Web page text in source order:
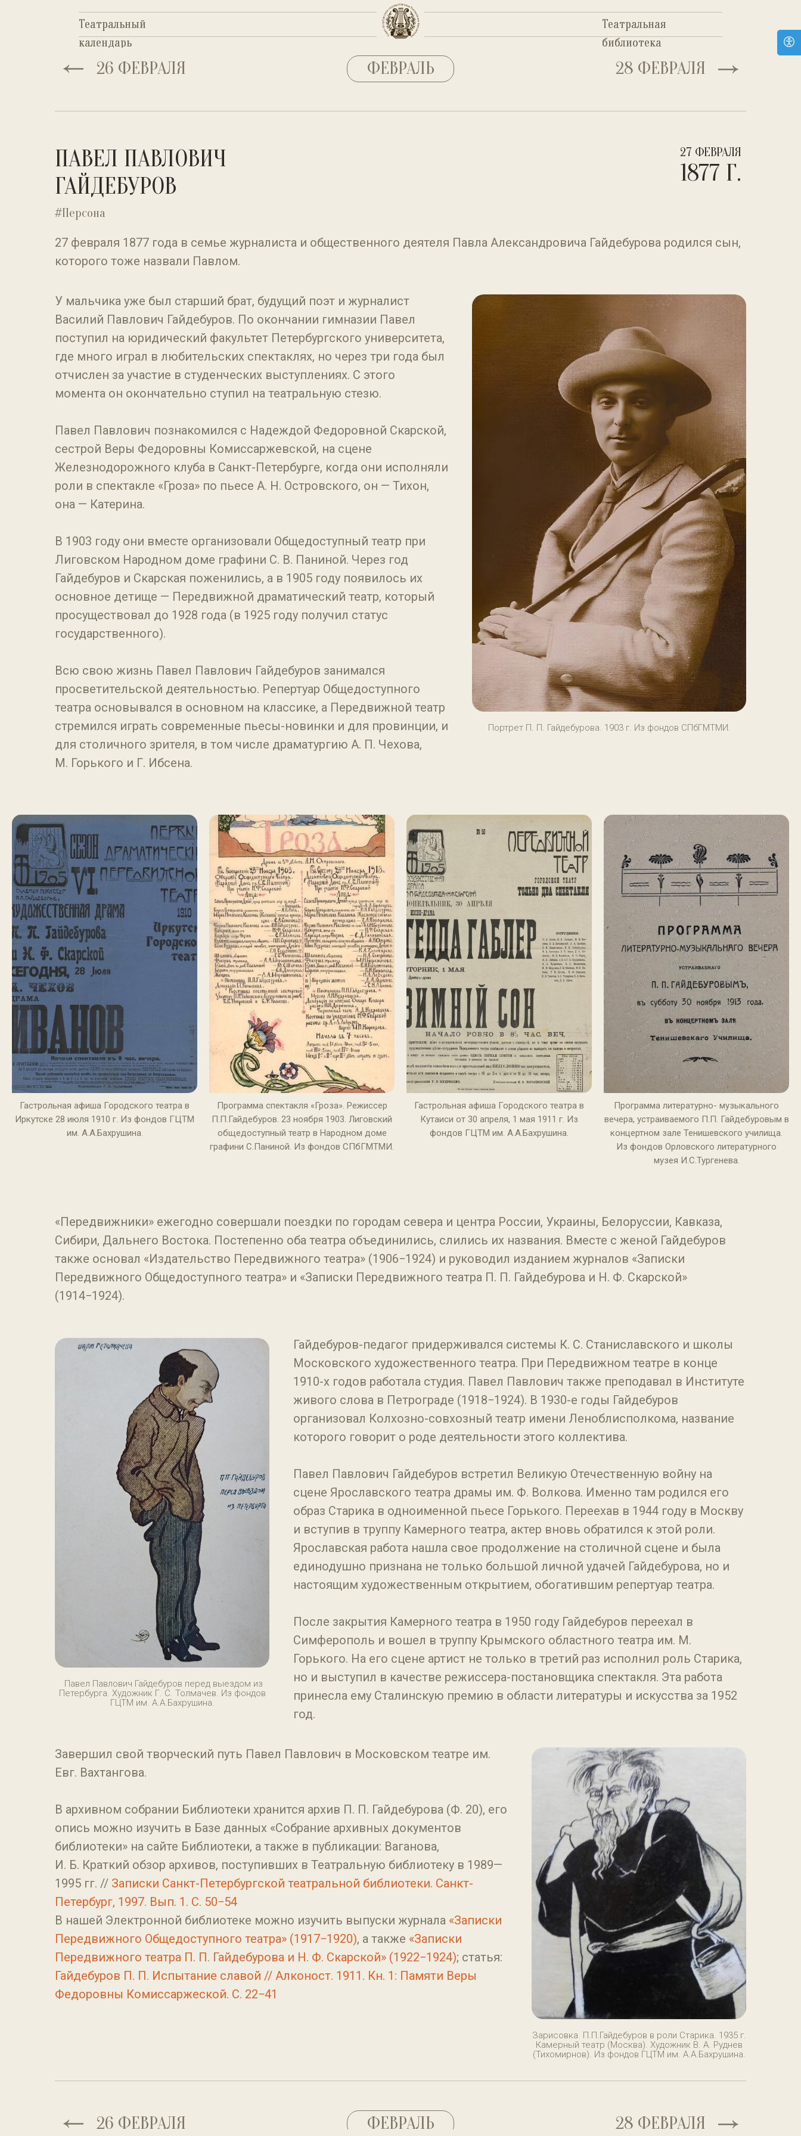
Театральная
библиотека
Театральная
библиотека
Театральный
календарь
Театральный
календарь
26 ФЕВРАЛЯ 28 ФЕВРАЛЯ
ФЕВРАЛЬ
ПАВЕЛ ПАВЛОВИЧ
ГАЙДЕБУРОВ
27 ФЕВРАЛЯ
1877 Г.
#Персона
27 февраля 1877 года в семье журналиста и общественного деятеля Павла Александровича Гайдебурова родился сын,
которого тоже назвали Павлом.
У мальчика уже был старший брат, будущий поэт и журналист
Василий Павлович Гайдебуров. По окончании гимназии Павел
поступил на юридический факультет Петербургского университета,
где много играл в любительских спектаклях, но через три года был
отчислен за участие в студенческих выступлениях. С этого
момента он окончательно ступил на театральную стезю.
Павел Павлович познакомился с Надеждой Федоровной Скарской,
сестрой Веры Федоровны Комиссаржевской, на сцене
Железнодорожного клуба в Санкт-Петербурге, когда они исполняли
роли в спектакле «Гроза» по пьесе А. Н. Островского, он — Тихон,
она — Катерина.
В 1903 году они вместе организовали Общедоступный театр при
Лиговском Народном доме графини С. В. Паниной. Через год
Гайдебуров и Скарская поженились, а в 1905 году появилось их
основное детище — Передвижной драматический театр, который
просуществовал до 1928 года (в 1925 году получил статус
государственного).
Всю свою жизнь Павел Павлович Гайдебуров занимался
просветительской деятельностью. Репертуар Общедоступного
театра основывался в основном на классике, а Передвижной театр
стремился играть современные пьесы-новинки и для провинции, и
для столичного зрителя, в том числе драматургию А. П. Чехова,
М. Горького и Г. Ибсена.
Портрет П. П. Гайдебурова. 1903 г. Из фондов СПбГМТМИ.
Гастрольная афиша Городского театра в
Иркутске 28 июля 1910 г. Из фондов ГЦТМ
им. А.А.Бахрушина.
Программа спектакля «Гроза». Режиссер
П.П.Гайдебуров. 23 ноября 1903. Лиговский
общедоступный театр в Народном доме
графини С.Паниной. Из фондов СПбГМТМИ.
Гастрольная афиша Городского театра в
Кутаиси от 30 апреля, 1 мая 1911 г. Из
фондов ГЦТМ им. А.А.Бахрушина.
Программа литературно- музыкального
вечера, устраиваемого П.П. Гайдебуровым в
концертном зале Тенишевского училища.
Из фондов Орловского литературного
музея И.С.Тургенева.
«Передвижники» ежегодно совершали поездки по городам севера и центра России, Украины, Белоруссии, Кавказа,
Сибири, Дальнего Востока. Постепенно оба театра объединились, слились их названия. Вместе с женой Гайдебуров
также основал «Издательство Передвижного театра» (1906−1924) и руководил изданием журналов «Записки
Передвижного Общедоступного театра» и «Записки Передвижного театра П. П. Гайдебурова и Н. Ф. Скарской»
(1914−1924).
Павел Павлович Гайдебуров перед выездом из
Петербурга. Художник Г. С. Толмачев. Из фондов
ГЦТМ им. А.А.Бахрушина.
Гайдебуров-педагог придерживался системы К. С. Станиславского и школы
Московского художественного театра. При Передвижном театре в конце
1910-х годов работала студия. Павел Павлович также преподавал в Институте
живого слова в Петрограде (1918−1924). В 1930-е годы Гайдебуров
организовал Колхозно-совхозный театр имени Леноблисполкома, название
которого говорит о роде деятельности этого коллектива.
Павел Павлович Гайдебуров встретил Великую Отечественную войну на
сцене Ярославского театра драмы им. Ф. Волкова. Именно там родился его
образ Старика в одноименной пьесе Горького. Переехав в 1944 году в Москву
и вступив в труппу Камерного театра, актер вновь обратился к этой роли.
Ярославская работа нашла свое продолжение на столичной сцене и была
единодушно признана не только большой личной удачей Гайдебурова, но и
настоящим художественным открытием, обогатившим репертуар театра.
После закрытия Камерного театра в 1950 году Гайдебуров переехал в
Симферополь и вошел в труппу Крымского областного театра им. М.
Горького. На его сцене артист не только в третий раз исполнил роль Старика,
но и выступил в качестве режиссера-постановщика спектакля. Эта работа
принесла ему Сталинскую премию в области литературы и искусства за 1952
год.
Завершил свой творческий путь Павел Павлович в Московском театре им.
Евг. Вахтангова.
В архивном собрании Библиотеки хранится архив П. П. Гайдебурова (Ф. 20), его
опись можно изучить в Базе данных «Собрание архивных документов
библиотеки» на сайте Библиотеки, а также в публикации: Ваганова,
И. Б. Краткий обзор архивов, поступивших в Театральную библиотеку в 1989—
1995 гг. // Записки Санкт-Петербургской театральной библиотеки. Санкт-
Петербург, 1997. Вып. 1. С. 50−54
В нашей Электронной библиотеке можно изучить выпуски журнала «Записки
Передвижного Общедоступного театра» (1917−1920), а также «Записки
Передвижного театра П. П. Гайдебурова и Н. Ф. Скарской» (1922−1924); статья:
Гайдебуров П. П. Испытание славой // Алконост. 1911. Кн. 1: Памяти Веры
Федоровны Комиссаржеской. С. 22−41
Зарисовка. П.П.Гайдебуров в роли Старика. 1935 г.
Камерный театр (Москва). Художник В. А. Руднев
(Тихомирнов). Из фондов ГЦТМ им. А.А.Бахрушина.
26 ФЕВРАЛЯ 28 ФЕВРАЛЯ
ФЕВРАЛЬ